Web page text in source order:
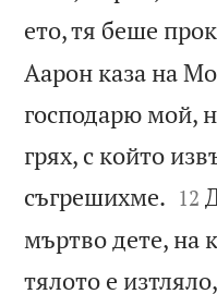
ето, тя беше
Аарон каза на
господарю мой,
грях, с който
съгрешихме. 

12
мъртво дете, на
тялото е